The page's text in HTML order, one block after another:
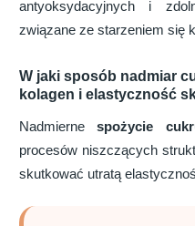
antyoksydacyjnych i
związane ze starzeniem się
W jaki sposób nadmiar
kolagen i elastyczność
Nadmiernespożycie
procesów niszczących
skutkować utratą